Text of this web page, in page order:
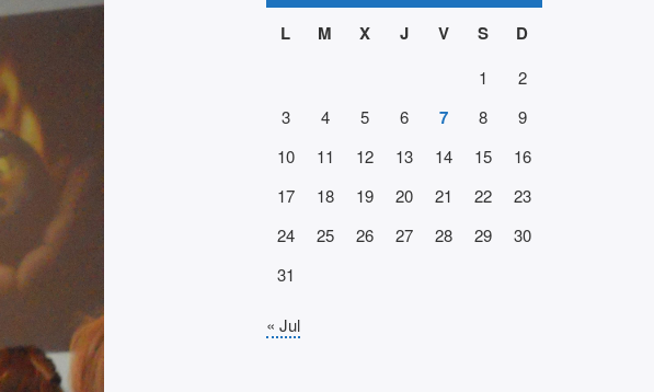
L
M X J V S D
1
2
3
4 5 6 7 8
9
10
11 12 13 14 15
16
17
18 19 20 21 22
23
24
25 26 27 28 29
30
31
« Jul